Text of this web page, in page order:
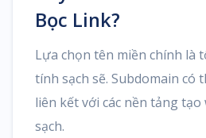
Bọc Link?
Lựa chọn tên miền chính là
tính sạch sẽ. Subdomain có
liên kết với các nền tảng
sạch.